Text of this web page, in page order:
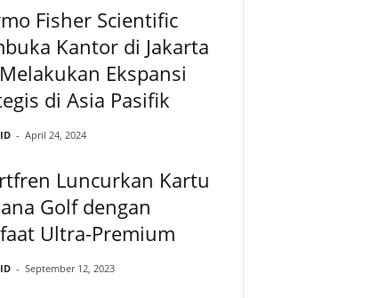
Fisher Scientific
Kantor di Jakarta
Ekspansi
di Asia Pasifik
- April 24, 2024
Luncurkan Kartu
Golf dengan
Ultra-Premium
- September 12, 2023